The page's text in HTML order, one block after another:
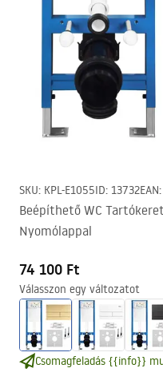
SKU: KPL-E1055ID: 13732EAN:
Beépíthető WC
Nyomólappal
74 100 Ft
Válasszon egy változatot
Csomagfeladás {{info}}